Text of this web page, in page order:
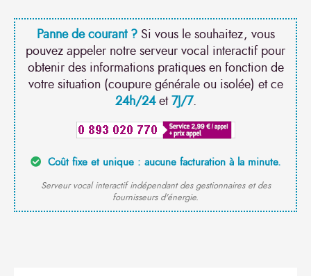
Panne de courant ?Si vous le souhaitez, vous
pouvez appeler notre serveur vocal interactif pour
obtenir des informations pratiques en fonction de
votre situation (coupure générale ou isolée) et ce
24h/24et7J/7.
Coût fixe et unique : aucune facturation à la minute.
Serveur vocal interactif indépendant des gestionnaires et des
fournisseurs d'énergie.